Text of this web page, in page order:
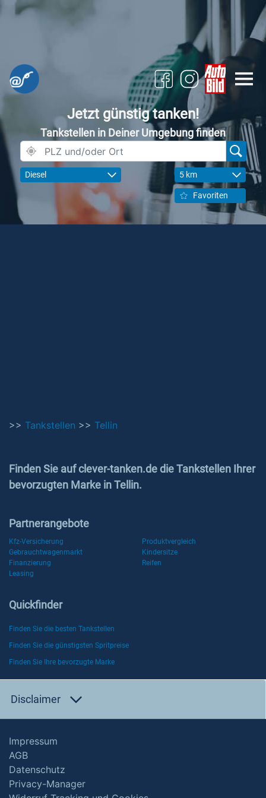
Jetzt günstig tanken!
Tankstellen in Deiner Umgebung finden
Diesel 5 km
Favoriten
>> Tankstellen >> Tellin
Finden Sie auf clever-tanken.de die Tankstellen Ihrer
bevorzugten Marke in Tellin.
Partnerangebote
Kfz-Versicherung
Produktvergleich
Gebrauchtwagenmarkt
Kindersitze
Finanzierung
Reifen
Leasing
Quickfinder
Finden Sie die besten Tankstellen
Finden Sie die günstigsten Spritpreise
Finden Sie Ihre bevorzugte Marke
Disclaimer
Impressum
AGB
Datenschutz
Privacy-Manager